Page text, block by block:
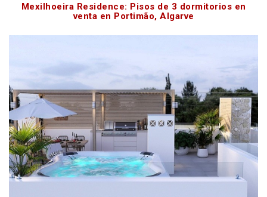
Mexilhoeira Residence: Pisos de 3 dormitorios en
venta en Portimão, Algarve